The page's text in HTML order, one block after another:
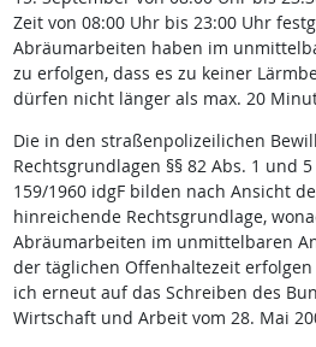
Zeit von 08:00 Uhr bis 23:00 Uhr
Abräumarbeiten haben im
zu erfolgen, dass es zu keiner
dürfen nicht länger als max. 20
Die in den straßenpolizeilichen
Rechtsgrundlagen §§ 82 Abs. 1 und 5
159/1960 idgF bilden nach Ansicht
hinreichende Rechtsgrundlage,
Abräumarbeiten im unmittelbaren
der täglichen Offenhaltezeit
ich erneut auf das Schreiben des
Wirtschaft und Arbeit vom 28. Mai